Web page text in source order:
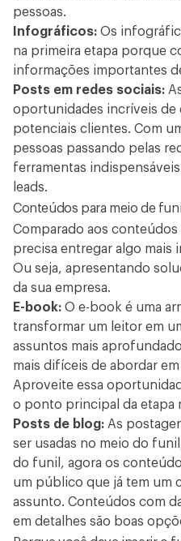
pessoas.
Infográficos: Os
na primeira etapa porque
informações importantes
Posts em redes sociais:
oportunidades incríveis de
potenciais clientes. Com
pessoas passando pelas
ferramentas
leads.
Conteúdos para meio de funil
Comparado aos
precisa entregar algo mais
Ou seja, apresentando
da sua empresa.
E-book: O e-book é uma
transformar um leitor em
assuntos mais
mais difíceis de abordar
Aproveite essa
o ponto principal da etapa
Posts de blog: As
ser usadas no meio do
do funil, agora os
um público que já tem um
assunto. Conteúdos com
em detalhes são boas